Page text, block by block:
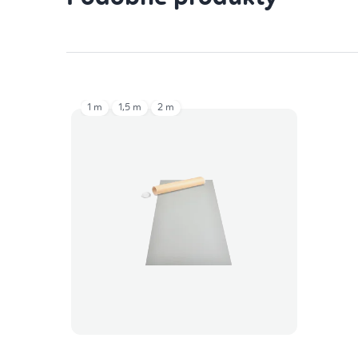
1 m 1,5 m 2 m